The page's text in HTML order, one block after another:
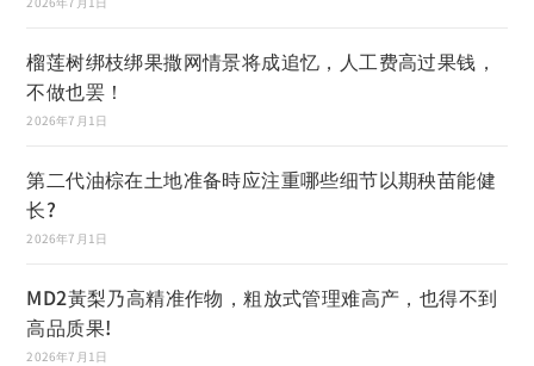
榴莲树绑枝绑果撒网情景将成追忆，人工费高过果钱，
不做也罢！
2026年7月1日
第二代油棕在土地准备時应注重哪些细节以期秧苗能健
长?
2026年7月1日
MD2黃梨乃高精准作物，粗放式管理难高产，也得不到
高品质果!
2026年7月1日